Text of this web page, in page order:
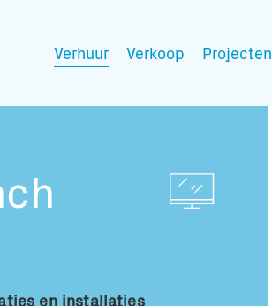
Verhuur Verkoop Projecten
en installaties